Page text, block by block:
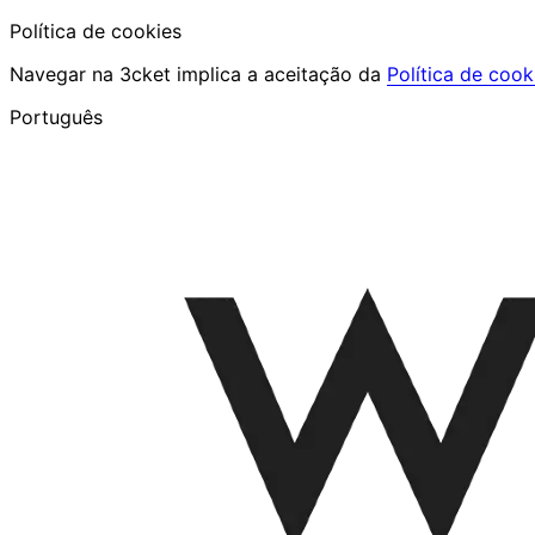
Política de cookies
Navegar na 3cket implica a aceitação da Política de
Português